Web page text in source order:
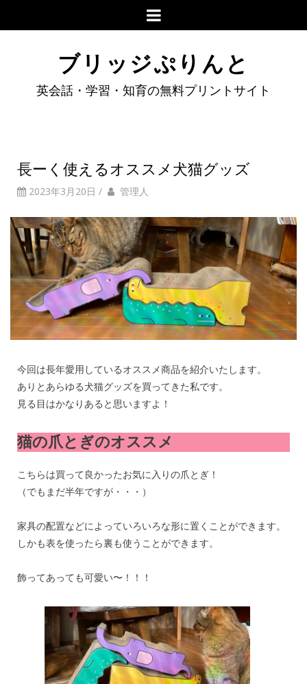
ブリッジぷりんと
英会話・学習・知育の無料プリントサイト
長ーく使えるオススメ犬猫グッズ
2023年3月20日 / 管理人
今回は長年愛用しているオススメ商品を紹介いたします。
ありとあらゆる犬猫グッズを買ってきた私です。
見る目はかなりあると思いますよ！
猫の爪とぎのオススメ
こちらは買って良かったお気に入りの爪とぎ！
（でもまだ半年ですが・・・）
家具の配置などによっていろいろな形に置くことができます。
しかも表を使ったら裏も使うことができます。
飾ってあっても可愛い〜！！！